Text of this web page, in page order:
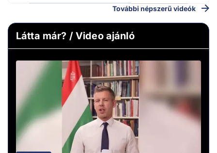
További népszerű videók
Látta már? / Video ajánló